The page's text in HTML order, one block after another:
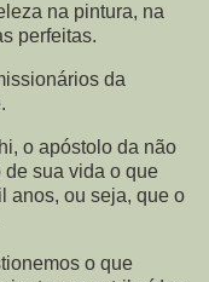
na pintura, na
perfeitas.
da
o apóstolo da não
sua vida o que
anos, ou seja, que o
o que